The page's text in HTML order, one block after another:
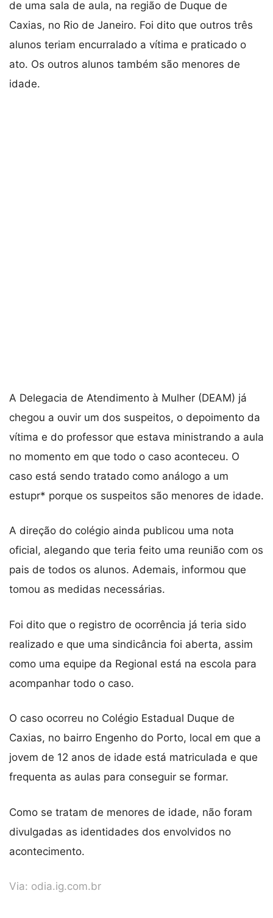
de uma sala de aula, na região de Duque de
Caxias, no Rio de Janeiro. Foi dito que outros três
alunos teriam encurralado a vítima e praticado o
ato. Os outros alunos também são menores de
idade.
A Delegacia de Atendimento à Mulher (DEAM) já
chegou a ouvir um dos suspeitos, o depoimento da
vítima e do professor que estava ministrando a aula
no momento em que todo o caso aconteceu. O
caso está sendo tratado como análogo a um
estupr* porque os suspeitos são menores de idade.
A direção do colégio ainda publicou uma nota
oficial, alegando que teria feito uma reunião com os
pais de todos os alunos. Ademais, informou que
tomou as medidas necessárias.
Foi dito que o registro de ocorrência já teria sido
realizado e que uma sindicância foi aberta, assim
como uma equipe da Regional está na escola para
acompanhar todo o caso.
O caso ocorreu no Colégio Estadual Duque de
Caxias, no bairro Engenho do Porto, local em que a
jovem de 12 anos de idade está matriculada e que
frequenta as aulas para conseguir se formar.
Como se tratam de menores de idade, não foram
divulgadas as identidades dos envolvidos no
acontecimento.
Via: odia.ig.com.br